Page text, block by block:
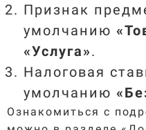
Признак
умолчанию
«Услуга».
Налоговая
умолчанию
Ознакомиться с